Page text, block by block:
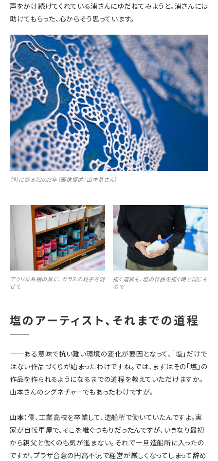
声をかけ続けてくれている浦さんにゆだねてみようと。浦さんには
助けてもらった、心からそう思っています。
《時に宿る》2023年（画像提供：山本基さん）
アクリル系絵の具に、ガラスの粒子を混
ぜて
描く道具も、塩の作品を描く時と同じも
ので
塩のアーティスト、それまでの道程
──ある意味で抗い難い環境の変化が要因となって、「塩」だけで
はない作品づくりが始まったわけですね。では、まずはその「塩」の
作品を作られるようになるまでの道程を教えていただけますか。
山本さんのシグネチャーでもあったわけですが。
山本：僕、工業高校を卒業して、造船所で働いていたんですよ。実
家が自転車屋で、そこを継ぐつもりだったんですが、いきなり最初
から親父と働くのも気が進まない。それで一旦造船所に入ったの
ですが、プラザ合意の円高不況で経営が厳しくなってしまって辞め